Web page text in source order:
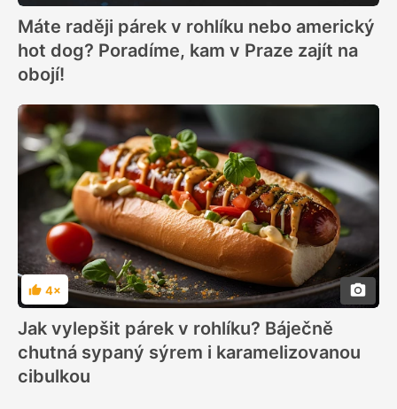
Máte raději párek v rohlíku nebo americký
hot dog? Poradíme, kam v Praze zajít na
obojí!
Hodnocení
4×
Jak vylepšit párek v rohlíku? Báječně
chutná sypaný sýrem i karamelizovanou
cibulkou